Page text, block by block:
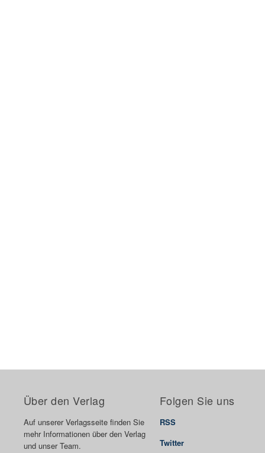
Über den Verlag
Auf unserer Verlagsseite finden Sie
mehr Informationen über den Verlag
und unser Team.
Folgen Sie uns
RSS
Twitter